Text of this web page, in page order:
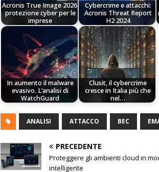
Acronis True Image 2026,
protezione cyber per le
imprese
Cybercrime e attacchi:
Acronis Threat Report
H2 2024
In aumento il malware
evasivo. L’analisi di
WatchGuard
Clusit, il cybercrime
cresce in Italia più che
nel…
ANALISI ATTACCO BEC
PRECEDENTE
Proteggere gli ambienti cloud in
intelligente